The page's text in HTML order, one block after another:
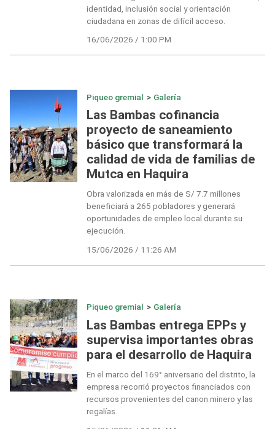
identidad, inclusión social y orientación
ciudadana en zonas de difícil acceso.
16/06/2026 / 1:00 PM
Piqueo gremial > Galería
Las Bambas cofinancia
proyecto de saneamiento
básico que transformará la
calidad de vida de familias de
Mutca en Haquira
Obra valorizada en más de S/ 7.7 millones
beneficiará a 265 pobladores y generará
oportunidades de empleo local durante su
ejecución.
15/06/2026 / 11:26 AM
Piqueo gremial > Galería
Las Bambas entrega EPPs y
supervisa importantes obras
para el desarrollo de Haquira
En el marco del 169° aniversario del distrito, la
empresa recorrió proyectos financiados con
recursos provenientes del canon minero y las
regalías.